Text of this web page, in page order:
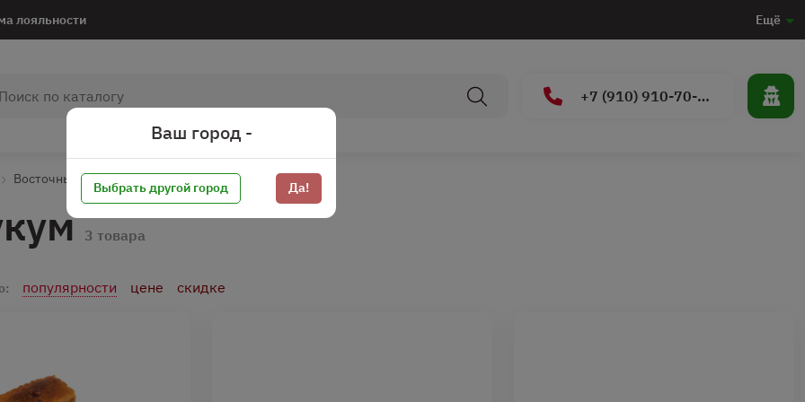
лояльности Ещё
+7 (910) 910-70-15
Восточные сладости* Щербет/Пахлава/Лукум
3 товара
популярности цене скидке
Ваш город -
Выбрать другой город Да!